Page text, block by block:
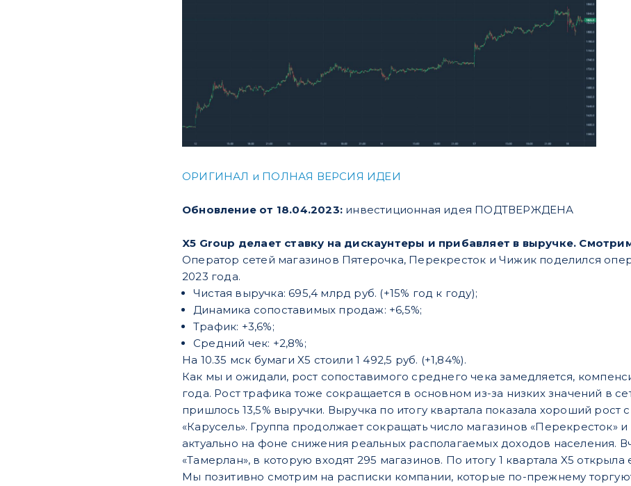
ОРИГИНАЛ и ПОЛНАЯ ВЕРСИЯ ИДЕИ
Обновление от 18.04.2023: инвестиционная идея ПОДТВЕРЖДЕНА
X5 Group делает ставку на дискаунтеры и прибавляет в выручке.
Оператор сетей магазинов Пятерочка, Перекресток и Чижик поделился
2023 года.
Чистая выручка: 695,4 млрд руб. (+15% год к году);
Динамика сопоставимых продаж: +6,5%;
Трафик: +3,6%;
Средний чек: +2,8%;
На 10.35 мск бумаги X5 стоили 1 492,5 руб. (+1,84%).
Как мы и ожидали, рост сопоставимого среднего чека замедляется,
года. Рост трафика тоже сокращается в основном из-за низких значений в
пришлось 13,5% выручки. Выручка по итогу квартала показала хороший рост
«Карусель». Группа продолжает сокращать число магазинов «Перекресток»
актуально на фоне снижения реальных располагаемых доходов населения.
«Тамерлан», в которую входят 295 магазинов. По итогу 1 квартала X5
Мы позитивно смотрим на расписки компании, которые по-прежнему